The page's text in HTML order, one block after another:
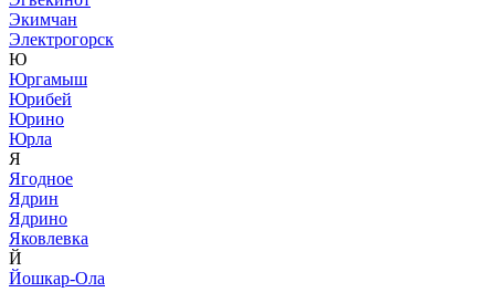
Экимчан
Электрогорск
Ю
Юргамыш
Юрибей
Юрино
Юрла
Я
Ягодное
Ядрин
Ядрино
Яковлевка
Й
Йошкар-Ола